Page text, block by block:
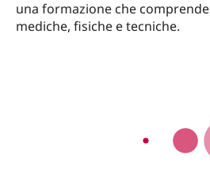
una formazione che
mediche, fisiche e tecniche.